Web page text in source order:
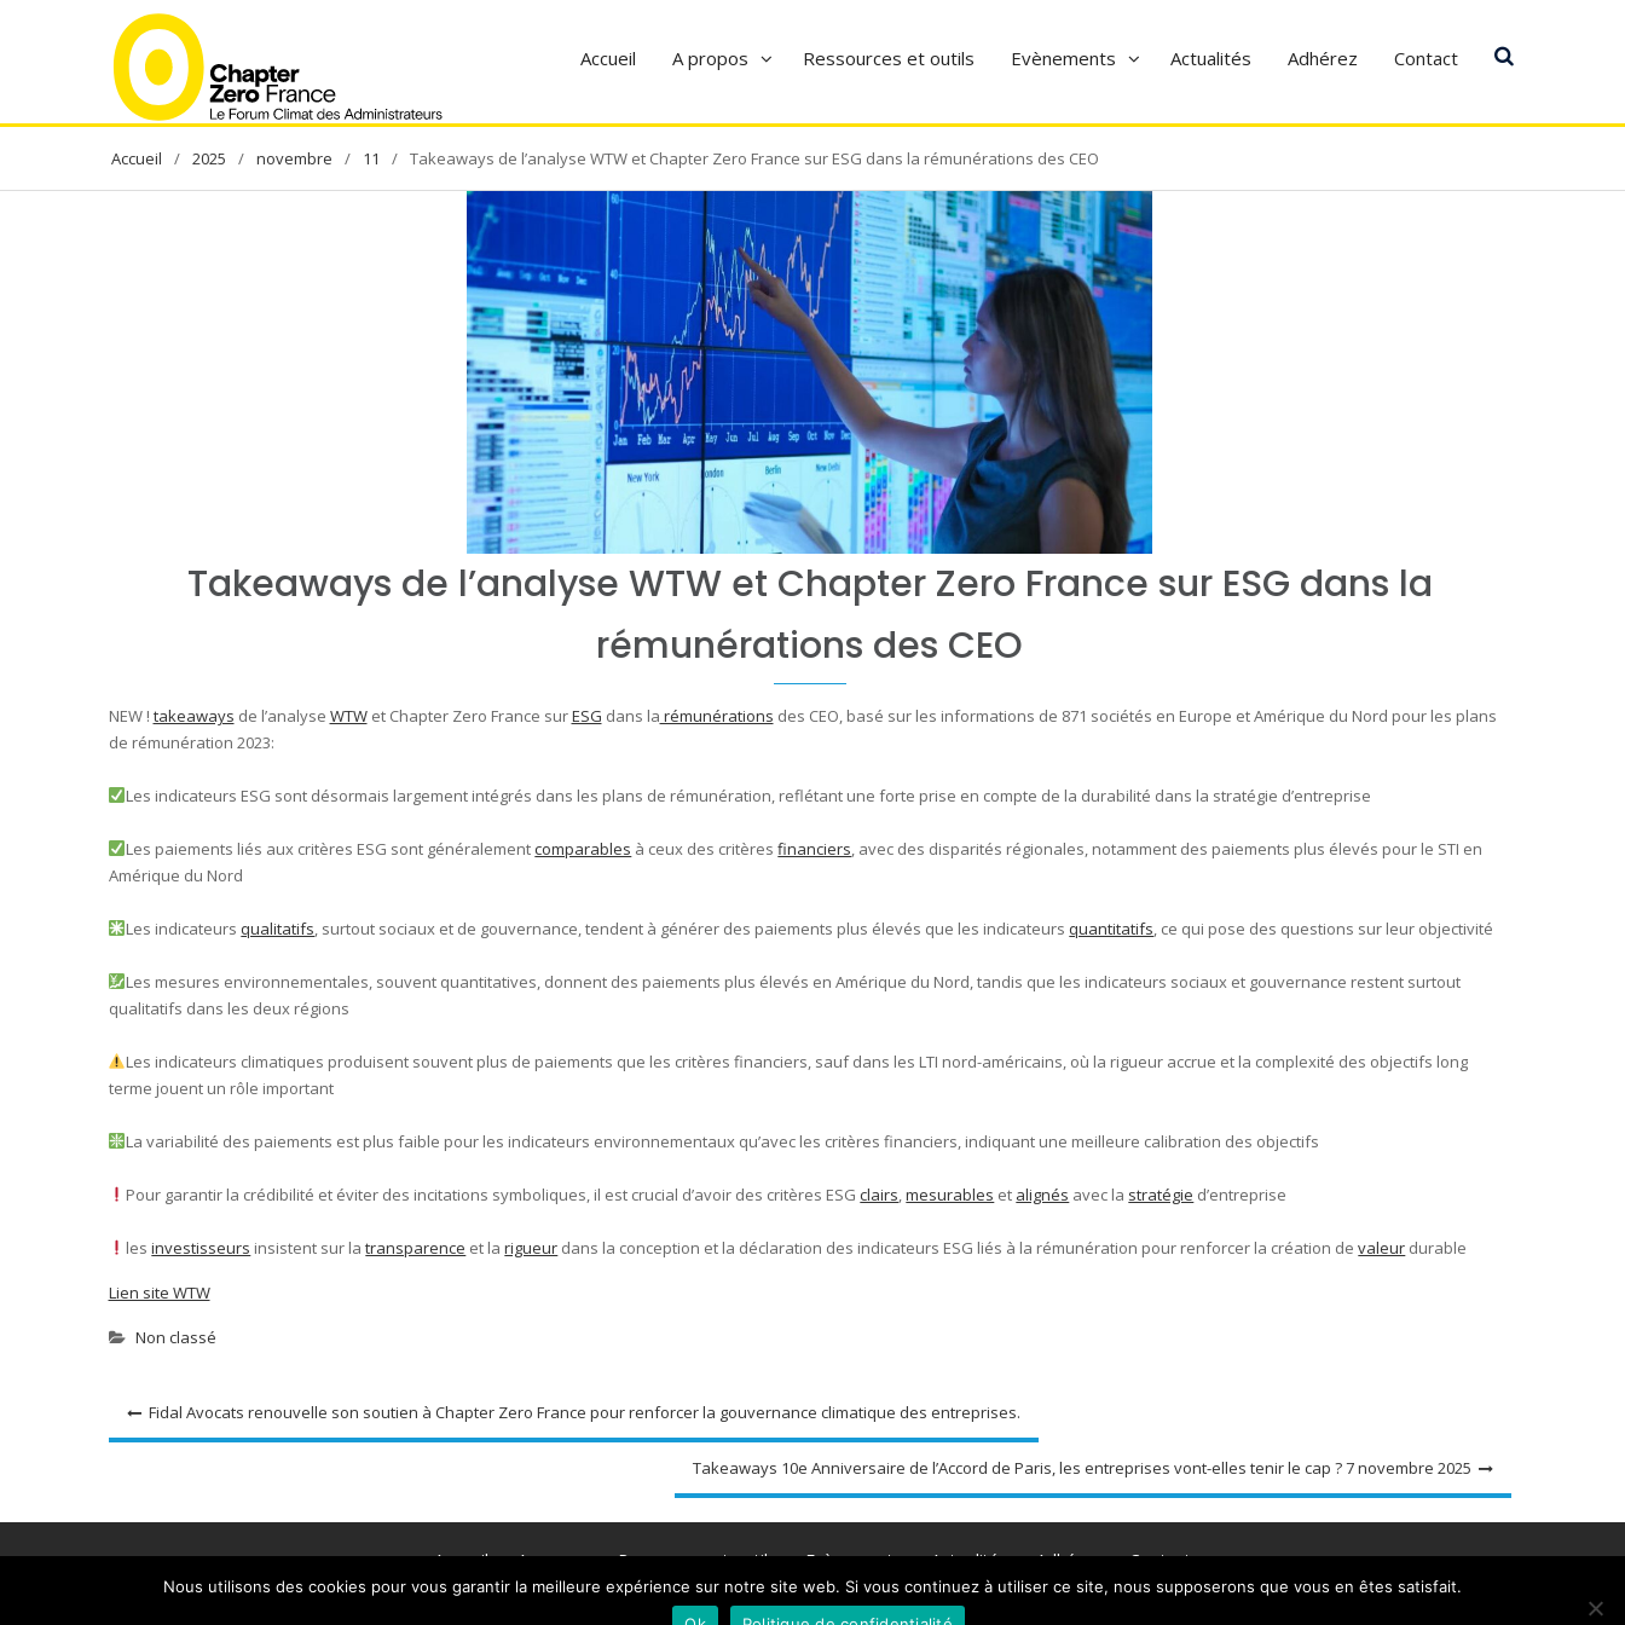
Accueil A propos Ressources et outils Evènements Actualités Adhérez Contact
2025 novembre 11 Takeaways de l’analyse WTW et Chapter Zero France sur ESG dans la rémunérations des CEO
Takeaways de l’analyse WTW et Chapter Zero France sur ESG dans la
rémunérations des CEO
NEW ! takeaways de l’analyse WTWet Chapter Zero France surESG dans la rémunérations des CEO, basé sur les informations de 871 sociétés en Europe et Amérique du Nord pour les plans
de rémunération 2023:
Les indicateurs ESG sont désormais largement intégrés dans les plans de rémunération, reflétant une forte prise en compte de la durabilité dans la stratégie d’entreprise
Les paiements liés aux critères ESG sont généralementcomparables à ceux des critèresfinanciers, avec des disparités régionales, notamment des paiements plus élevés pour le STI en
Amérique du Nord
Les indicateursqualitatifs, surtout sociaux et de gouvernance, tendent à générer des paiements plus élevés que les indicateursquantitatifs, ce qui pose des questions sur leur objectivité
Les mesures environnementales, souvent quantitatives, donnent des paiements plus élevés en Amérique du Nord, tandis que les indicateurs sociaux et gouvernance restent surtout
qualitatifs dans les deux régions
Les indicateurs climatiques produisent souvent plus de paiements que les critères financiers, sauf dans les LTI nord-américains, où la rigueur accrue et la complexité des objectifs long
terme jouent un rôle important
La variabilité des paiements est plus faible pour les indicateurs environnementaux qu’avec les critères financiers, indiquant une meilleure calibration des objectifs
Pour garantir la crédibilité et éviter des incitations symboliques, il est crucial d’avoir des critères ESGclairs,mesurables et alignés avec la stratégie d’entreprise
lesinvestisseurs insistent sur latransparence et larigueur dans la conception et la déclaration des indicateurs ESG liés à la rémunération pour renforcer la création devaleur durable
Lien site WTW
Non classé
Navigation
de
Fidal Avocats renouvelle son soutien à Chapter Zero France pour renforcer la gouvernance climatique des entreprises.
Takeaways 10e Anniversaire de l’Accord de Paris, les entreprises vont-elles tenir le cap ? 7 novembre 2025
Accueil A propos Ressources et outils Evènements Actualités Adhérez
Contact
Tous droits réservés - 2020 - Chapter Zero France
Nous utilisons des cookies pour vous garantir la meilleure expérience sur notre site web. Si vous continuez à utiliser ce site, nous supposerons que vous en êtes satisfait.